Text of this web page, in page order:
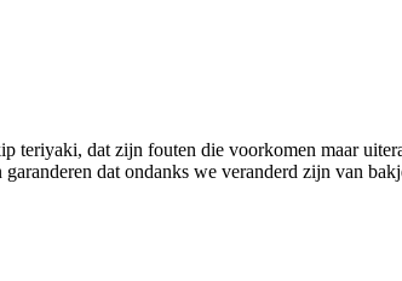
dat zijn fouten die voorkomen maar
dat ondanks we veranderd zijn van